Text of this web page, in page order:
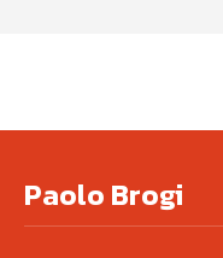
Paolo Brogi